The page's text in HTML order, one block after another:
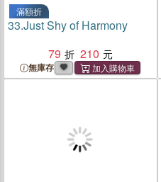
滿額折
33.Just Shy of Harmony
79
210
無庫存